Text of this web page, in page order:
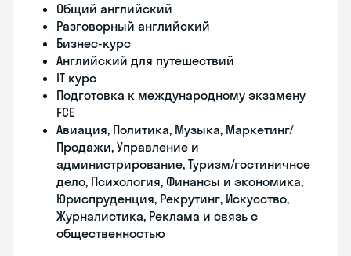
Общий английский
Разговорный английский
Бизнес-курс
Английский для путешествий
IT курс
Подготовка к международному экзамену
FCE
Авиация, Политика, Музыка, Маркетинг/
Продажи, Управление и
администрирование, Туризм/гостиничное
дело, Психология, Финансы и экономика,
Юриспруденция, Рекрутинг, Искусство,
Журналистика, Реклама и связь с
общественностью